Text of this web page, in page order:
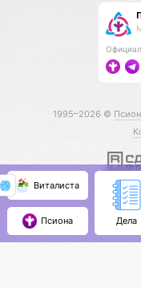
1995–2026 ©
Виталиста
Псиона Дела